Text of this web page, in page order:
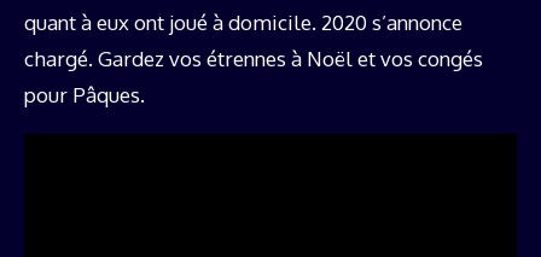
quant à eux ont joué à domicile. 2020 s’annonce
chargé. Gardez vos étrennes à Noël et vos congés
pour Pâques.